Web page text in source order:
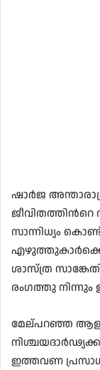
ഷാർജ
സാന്നിധ്യം
ശാസ്ത്ര
രംഗത്തു നിന്നും
മേല്പറഞ്ഞ
ഇത്തവണ